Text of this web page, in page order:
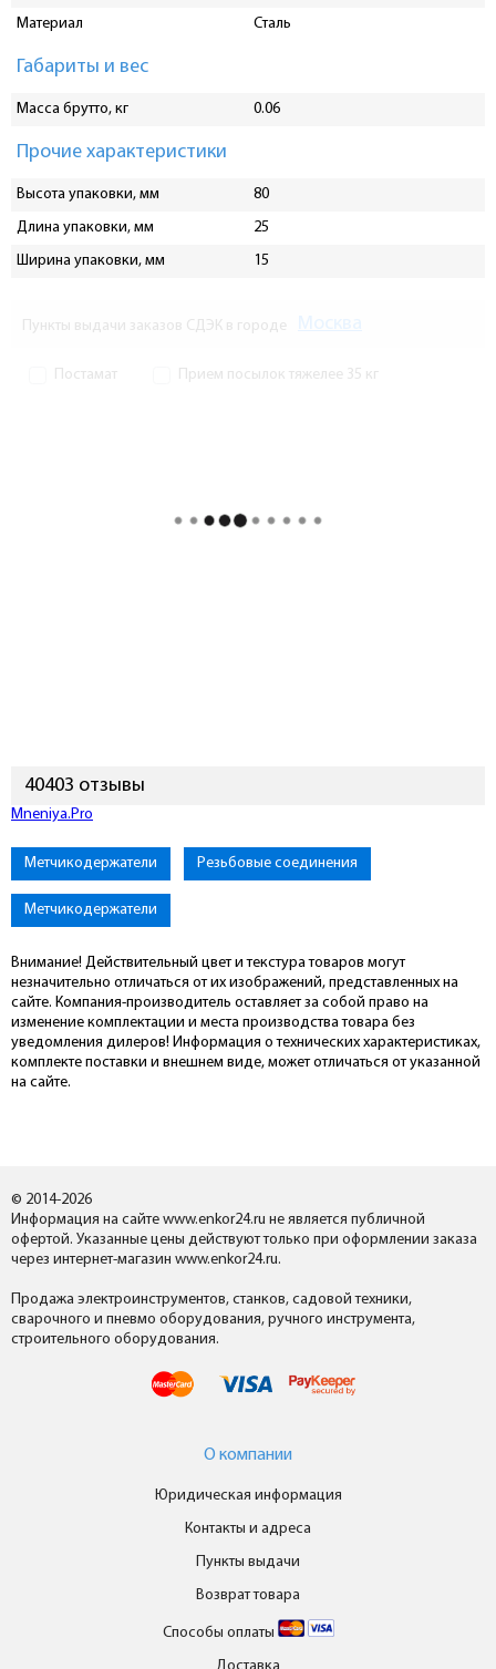
Материал
Сталь
Габариты и вес
Масса брутто, кг 0.06
Прочие характеристики
Высота упаковки, мм
80
Длина упаковки, мм
25
Ширина упаковки, мм
15
Пункты выдачи заказов СДЭК в городе
Постамат Прием посылок тяжелее 35 кг
40403 отзывы
Mneniya.Pro
Метчикодержатели Резьбовые соединения
Метчикодержатели
Внимание! Действительный цвет и текстура товаров могут
незначительно отличаться от их изображений, представленных на
сайте. Компания-производитель оставляет за собой право на
изменение комплектации и места производства товара без
уведомления дилеров! Информация о технических характеристиках,
комплекте поставки и внешнем виде, может отличаться от указанной
на сайте.
© 2014-2026
Информация на сайте www.enkor24.ru не является публичной
офертой. Указанные цены действуют только при оформлении заказа
через интернет-магазин www.enkor24.ru.
Продажа электроинструментов, станков, садовой техники,
сварочного и пневмо оборудования, ручного инструмента,
строительного оборудования.
О компании
Юридическая информация
Контакты и адреса
Пункты выдачи
Возврат товара
Способы оплаты